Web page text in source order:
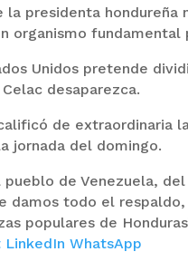
la presidenta
organismo
Unidos pretende
desaparezca.
de extraordinaria
jornada del domingo.
pueblo de Venezuela,
damos todo el
populares de
LinkedInWhatsApp